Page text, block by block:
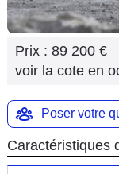
Forum
Moto
Marques
Prix : 89 200 €
voir la cote en
Poser votre
Caractéristiques